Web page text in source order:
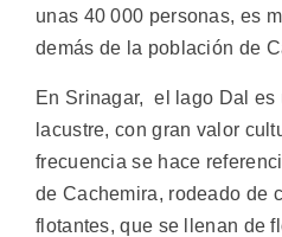
unas 40 000 personas, es
demás de la población de
En Srinagar, el lago Dal
lacustre, con gran valor
frecuencia se hace
de Cachemira, rodeado de
flotantes, que se llenan de